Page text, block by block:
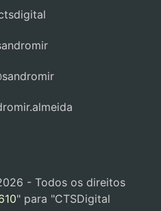
- Todos os direitos
" para "CTSDigital